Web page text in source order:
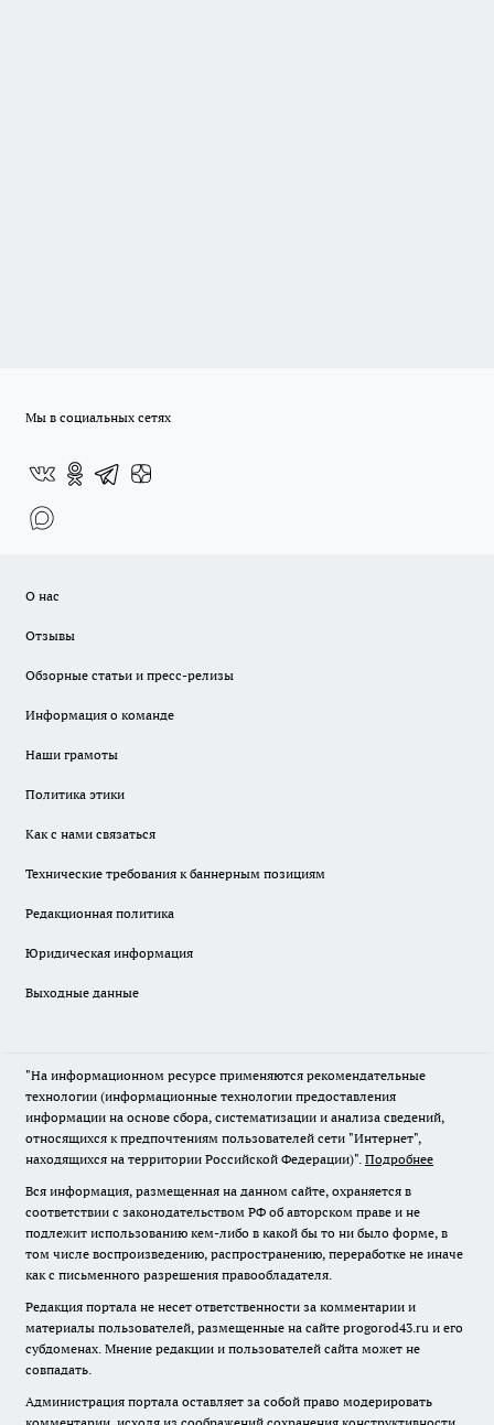
Мы в социальных сетях
О нас
Отзывы
Обзорные статьи и пресс-релизы
Информация о команде
Наши грамоты
Политика этики
Как с нами связаться
Технические требования к баннерным позициям
Редакционная политика
Юридическая информация
Выходные данные
"На информационном ресурсе применяются рекомендательные
технологии (информационные технологии предоставления
информации на основе сбора, систематизации и анализа сведений,
относящихся к предпочтениям пользователей сети "Интернет",
находящихся на территории Российской Федерации)". Подробнее
Вся информация, размещенная на данном сайте, охраняется в
соответствии с законодательством РФ об авторском праве и не
подлежит использованию кем-либо в какой бы то ни было форме, в
том числе воспроизведению, распространению, переработке не иначе
как с письменного разрешения правообладателя.
Редакция портала не несет ответственности за комментарии и
материалы пользователей, размещенные на сайте progorod43.ru и его
субдоменах. Мнение редакции и пользователей сайта может не
совпадать.
Администрация портала оставляет за собой право модерировать